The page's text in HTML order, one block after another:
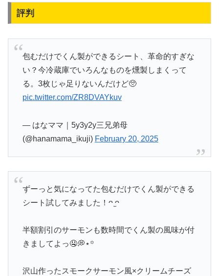
評判
包むだけでくん製ができるシート、革命的すぎな
い？今冷蔵庫でいろんなものを燻製しまくって
る。3枚じゃ足りないんだけど🥺
pic.twitter.com/ZR8DVAYkuv
— はなママ｜5y3y2y三兄弟母
(@hanamama_ikuji) February 20, 2025
ずーっと気になってた包むだけでくん製ができる
シート試してみました！ᴖ ̫ᴖ
半額割引のサーモンも数時間でくん製の風味が付
きましてよっ🤤💭⋆꙳
沢山作ったスモークサーモン風×クリームチーズ